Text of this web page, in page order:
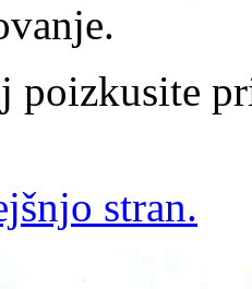
poizkusite
stran.